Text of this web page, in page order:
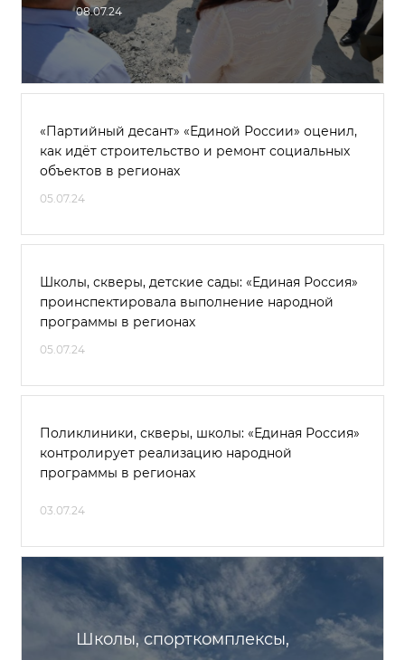
08.07.24
«Партийный десант» «Единой России» оценил,
как идёт строительство и ремонт социальных
объектов в регионах
05.07.24
Школы, скверы, детские сады: «Единая Россия»
проинспектировала выполнение народной
программы в регионах
05.07.24
Поликлиники, скверы, школы: «Единая Россия»
контролирует реализацию народной
программы в регионах
03.07.24
Школы, спорткомплексы,